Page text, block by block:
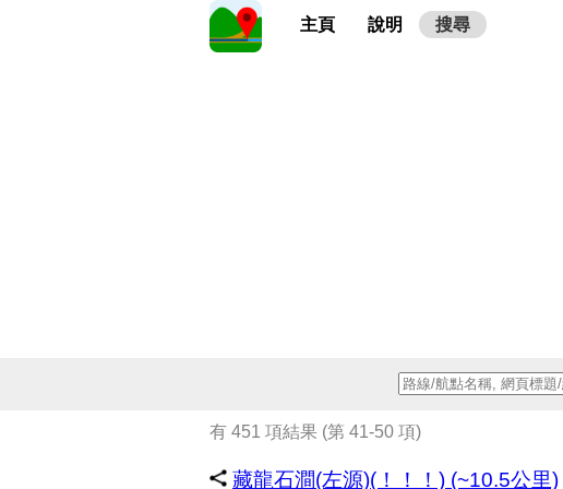
主頁 說明 搜尋
有 451 項結果 (第 41-50 項)
藏龍石澗(左源)(！！！) (~10.5公里)